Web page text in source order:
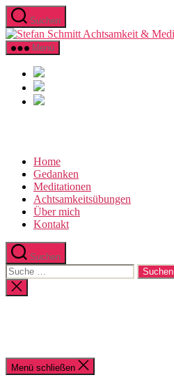
Direkt
zum
Inhalt
wechseln
Suchen
Menü
Home
Gedanken
Meditationen
Achtsamkeitsübungen
Über mich
Kontakt
Suchen
Suche
nach:
Suche
schließen
Menü schließen